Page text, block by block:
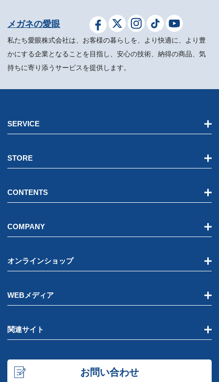
メガネの愛眼
私たち愛眼株式会社は、お客様の暮らしを、より快適に、より豊
かにする企業となることを目指し、安心の技術、納得の商品、気
持ちに寄り添うサービスを提供します。
SERVICE
STORE
CONTENTS
COMPANY
オンラインショップ
WEBメディア
関連サイト
お問い合わせ